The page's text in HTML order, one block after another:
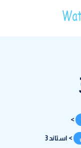
>
> استاند 3